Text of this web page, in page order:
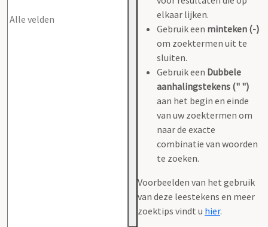
elkaar lijken.
Gebruik een minteken (-)
om zoektermen uit te
sluiten.
Gebruik een Dubbele
aanhalingstekens (" ")
aan het begin en einde
van uw zoektermen om
naar de exacte
combinatie van woorden
te zoeken.
Voorbeelden van het gebruik
van deze leestekens en meer
zoektips vindt u hier.